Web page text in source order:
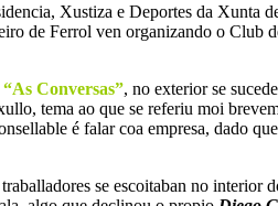
Xustiza e Deportes da Xunta
de Ferrol ven organizando o Club
“As Conversas”, no exterior se
tema ao que se referiu moi
é falar coa empresa, dado
se escoitaban no